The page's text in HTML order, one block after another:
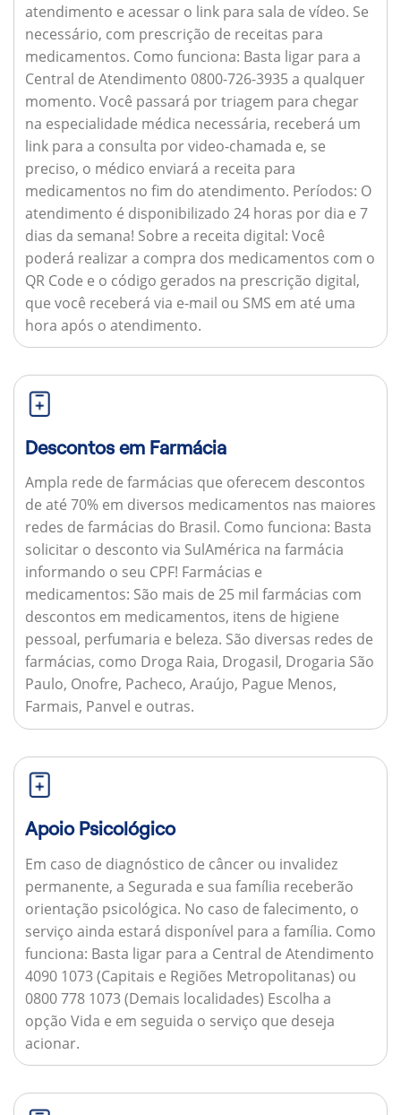
atendimento e acessar o link para sala de vídeo. Se
necessário, com prescrição de receitas para
medicamentos. Como funciona: Basta ligar para a
Central de Atendimento 0800-726-3935 a qualquer
momento. Você passará por triagem para chegar
na especialidade médica necessária, receberá um
link para a consulta por video-chamada e, se
preciso, o médico enviará a receita para
medicamentos no fim do atendimento. Períodos: O
atendimento é disponibilizado 24 horas por dia e 7
dias da semana! Sobre a receita digital: Você
poderá realizar a compra dos medicamentos com o
QR Code e o código gerados na prescrição digital,
que você receberá via e-mail ou SMS em até uma
hora após o atendimento.
Descontos em Farmácia
Ampla rede de farmácias que oferecem descontos
de até 70% em diversos medicamentos nas maiores
redes de farmácias do Brasil. Como funciona: Basta
solicitar o desconto via SulAmérica na farmácia
informando o seu CPF! Farmácias e
medicamentos: São mais de 25 mil farmácias com
descontos em medicamentos, itens de higiene
pessoal, perfumaria e beleza. São diversas redes de
farmácias, como Droga Raia, Drogasil, Drogaria São
Paulo, Onofre, Pacheco, Araújo, Pague Menos,
Farmais, Panvel e outras.
Apoio Psicológico
Em caso de diagnóstico de câncer ou invalidez
permanente, a Segurada e sua família receberão
orientação psicológica. No caso de falecimento, o
serviço ainda estará disponível para a família. Como
funciona: Basta ligar para a Central de Atendimento
4090 1073 (Capitais e Regiões Metropolitanas) ou
0800 778 1073 (Demais localidades) Escolha a
opção Vida e em seguida o serviço que deseja
acionar.